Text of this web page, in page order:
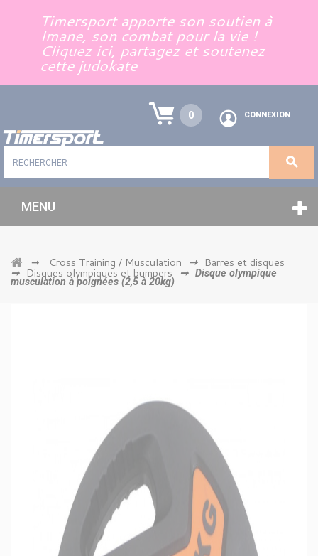
Timersport apporte son soutien à
Imane, son combat pour la vie !
Cliquez ici, partagez et soutenez
cette judokate
0 CONNEXION
MENU
➞ Cross Training / Musculation ➞ Barres et disques
➞ Disques olympiques et bumpers ➞ Disque olympique
musculation à poignées (2,5 à 20kg)